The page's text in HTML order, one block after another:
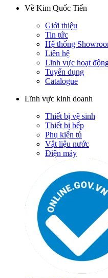
Về Kim Quốc Tiến
Giới thiệu
Tin tức
Hệ thống
Liên hệ
Lĩnh vực hoạt
Tuyển dụng
Catalogue
Lĩnh vực kinh doanh
Thiết bị vệ sinh
Thiết bị bếp
Phụ kiện tủ
Vật liệu nước
Điện máy